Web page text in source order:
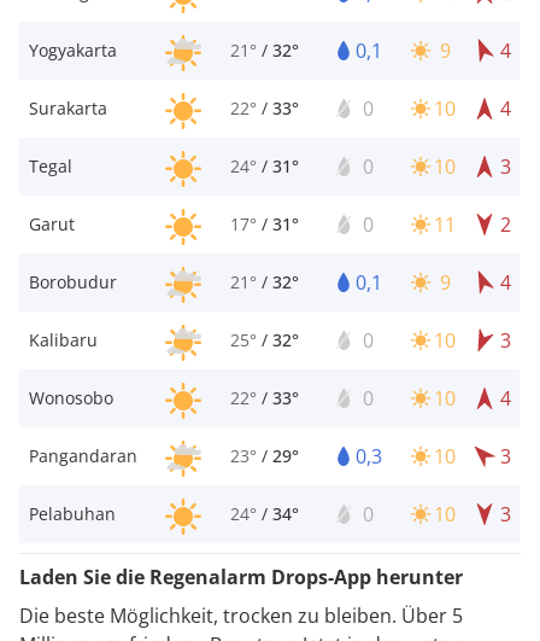
Yogyakarta 21° / 32° 0,1 9 4
Surakarta 22° / 33° 0 10 4
Tegal 24° / 31° 0 10 3
Garut 17° / 31° 0 11 2
Borobudur 21° / 32° 0,1 9 4
Kalibaru 25° / 32° 0 10 3
Wonosobo 22° / 33° 0 10 4
Pangandaran 23° / 29° 0,3 10 3
Pelabuhan 24° / 34° 0 10 3
Laden Sie die Regenalarm Drops-App herunter
Die beste Möglichkeit, trocken zu bleiben. Über 5